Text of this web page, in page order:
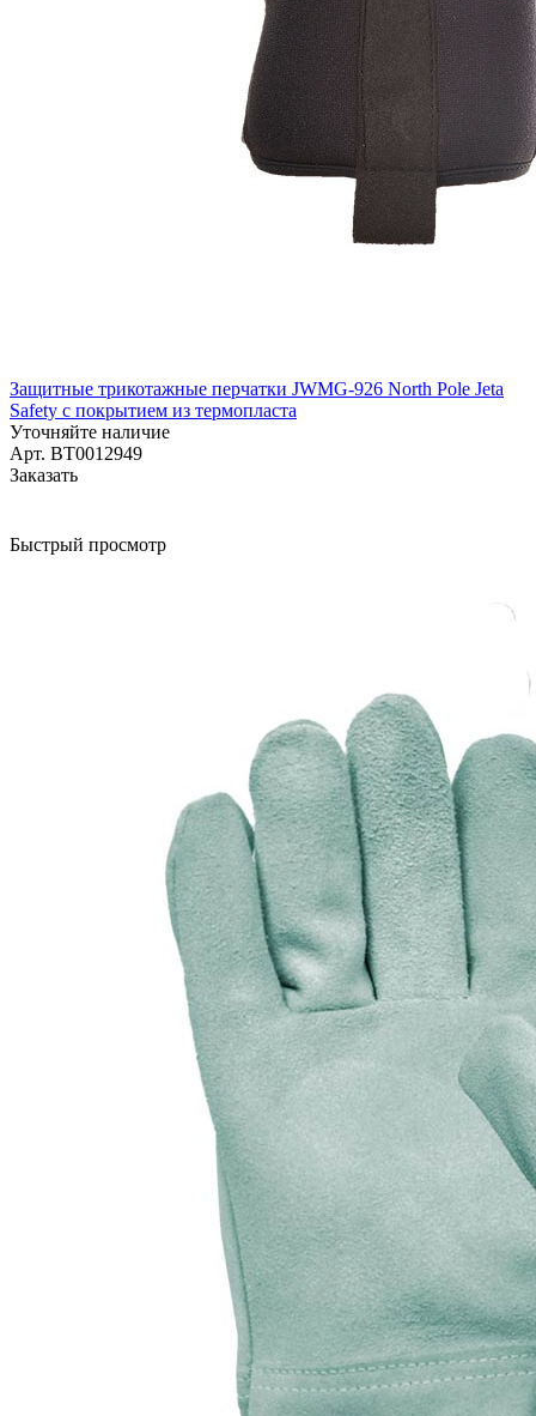
Защитные трикотажные перчатки JWMG-926 North Pole Jeta
Safety с покрытием из термопласта
Уточняйте наличие
Арт. BT0012949
Заказать
Быстрый просмотр